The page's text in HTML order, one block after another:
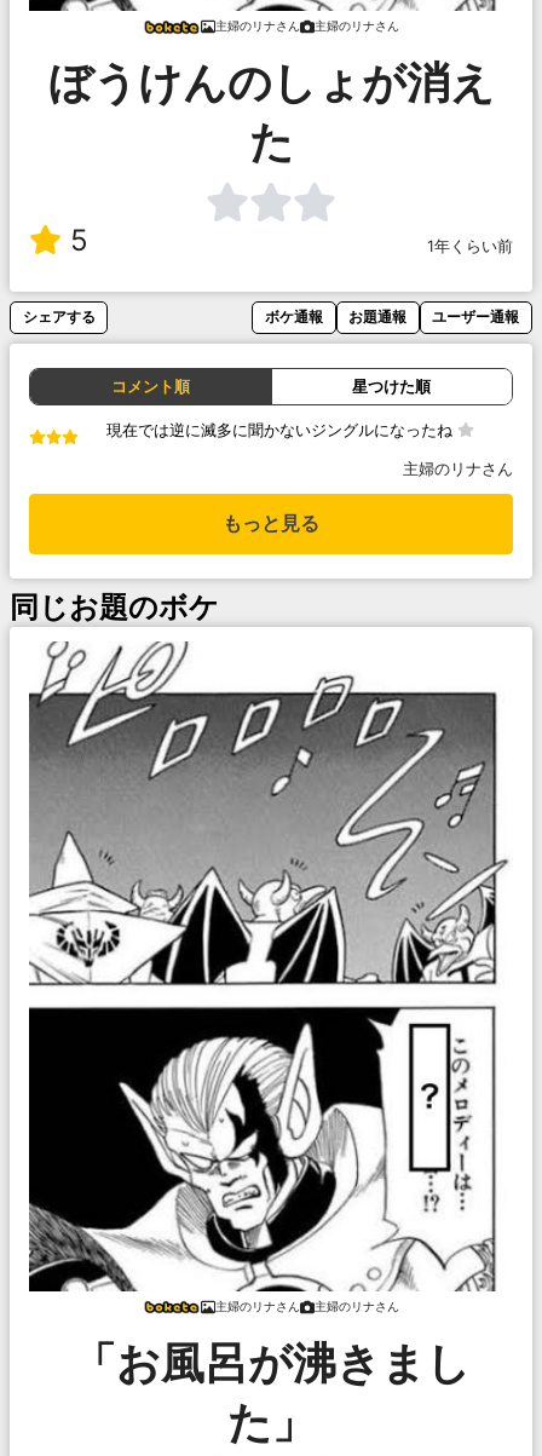
主婦のリナさん 主婦のリナさん
ぼうけんのしょが消え
た
5 1年くらい前
シェアする ボケ通報 お題通報 ユーザー通報
コメント順 星つけた順
現在では逆に滅多に聞かないジングルになったね
主婦のリナさん
もっと見る
同じお題のボケ
主婦のリナさん 主婦のリナさん
「お風呂が沸きまし
た」